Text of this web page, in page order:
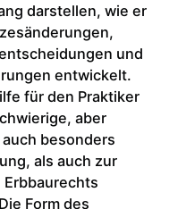
darstellen, wie er
und
entwickelt.
für den Praktiker
aber
besonders
als auch zur
Form des